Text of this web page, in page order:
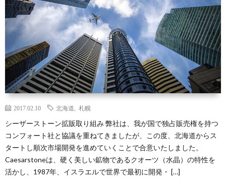
2017.02.10 北海道 札幌
シーザーストーン拡販取り組み 弊社は、我が国で独占販売権を持つ
コンフォート社と協議を重ねてきましたが、この度、北海道からス
タートし順次市場開発を進めていくことで合意いたしました。
Caesarstoneは、硬く美しい鉱物であるクオーツ（水晶）の特性を
活かし、1987年、イスラエルで世界で最初に開発・ […]